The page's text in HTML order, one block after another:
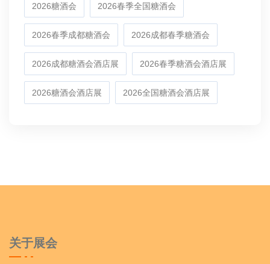
2026糖酒会 2026春季全国糖酒会
2026春季成都糖酒会 2026成都春季糖酒会
2026成都糖酒会酒店展 2026春季糖酒会酒店展
2026糖酒会酒店展 2026全国糖酒会酒店展
关于展会